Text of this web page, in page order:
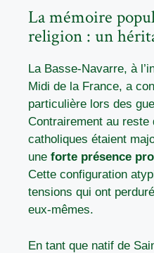
La mémoire
religion : un
La Basse-Navarre, à
Midi de la France, a
particulière lors des
Contrairement au reste
catholiques étaient
une forte présence
Cette configuration
tensions qui ont
eux-mêmes.
En tant que natif de